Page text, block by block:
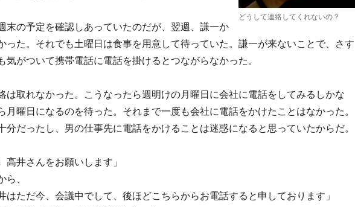
どうして連絡してくれないの？
末の予定を確認しあっていたのだが、翌週、謙一か
った。それでも土曜日は食事を用意して待っていた。謙一が来ないことで、さす
気がついて携帯電話に電話を掛けるとつながらなかった。
は取れなかった。こうなったら週明けの月曜日に会社に電話をしてみるしかな
月曜日になるのを待った。それまで一度も会社に電話をかけたことはなかった。
分だったし、男の仕事先に電話をかけることは迷惑になると思っていたからだ。
高井さんをお願いします」
ら、
はただ今、会議中でして、後ほどこちらからお電話すると申しております」